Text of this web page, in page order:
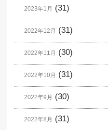
2023年1月 (31)
2022年12月 (31)
2022年11月 (30)
2022年10月 (31)
2022年9月 (30)
2022年8月 (31)